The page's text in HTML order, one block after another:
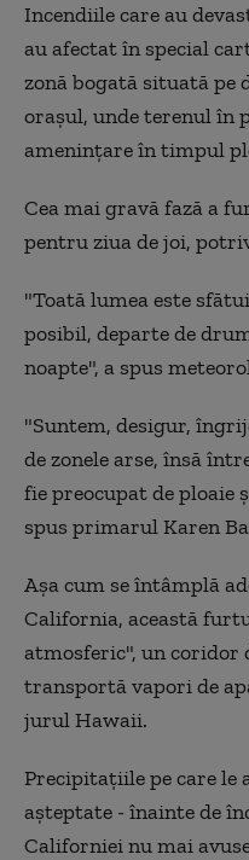
Incendiile care au
au afectat în special
zonă bogată situată pe
oraşul, unde terenul în
ameninţare în timpul
Cea mai gravă fază a
pentru ziua de joi,
"Toată lumea este
posibil, departe de
noapte", a spus
"Suntem, desigur,
de zonele arse, însă
fie preocupat de ploaie
spus primarul Karen
Aşa cum se întâmplă
California, această
atmosferic", un coridor
transportă vapori de
jurul Hawaii.
Precipitaţiile pe care le
aşteptate - înainte de
Californiei nu mai